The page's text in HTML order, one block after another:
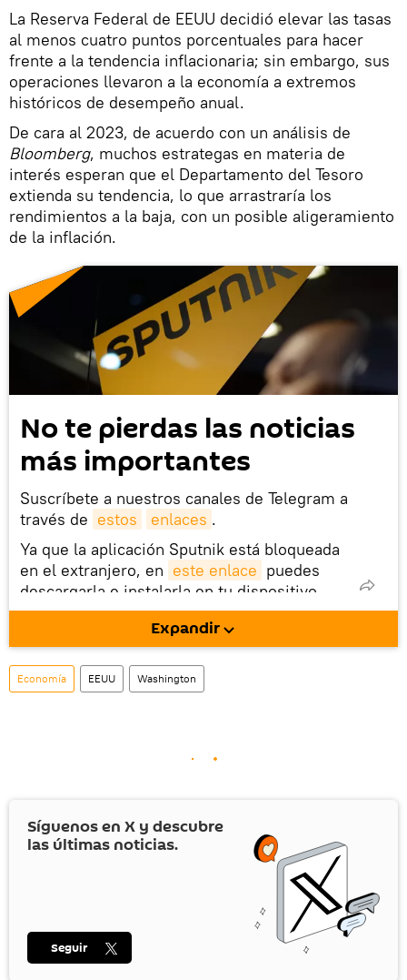
La Reserva Federal de EEUU decidió elevar las tasas
al menos cuatro puntos porcentuales para hacer
frente a la tendencia inflacionaria; sin embargo, sus
operaciones llevaron a la economía a extremos
históricos de desempeño anual.
De cara al 2023, de acuerdo con un análisis de
Bloomberg, muchos estrategas en materia de
interés esperan que el Departamento del Tesoro
extienda su tendencia, lo que arrastraría los
rendimientos a la baja, con un posible aligeramiento
de la inflación.
No te pierdas las noticias
más importantes
Suscríbete a nuestros canales de Telegram a
través de estos enlaces .
Ya que la aplicación Sputnik está bloqueada
en el extranjero, en este enlace puedes
descargarla e instalarla en tu dispositivo
móvil (¡solo para Android!).
También tenemos una cuenta en la red
social rusa VK .
Expandir
Economía EEUU Washington
Síguenos en X y descubre
las últimas noticias.
Seguir